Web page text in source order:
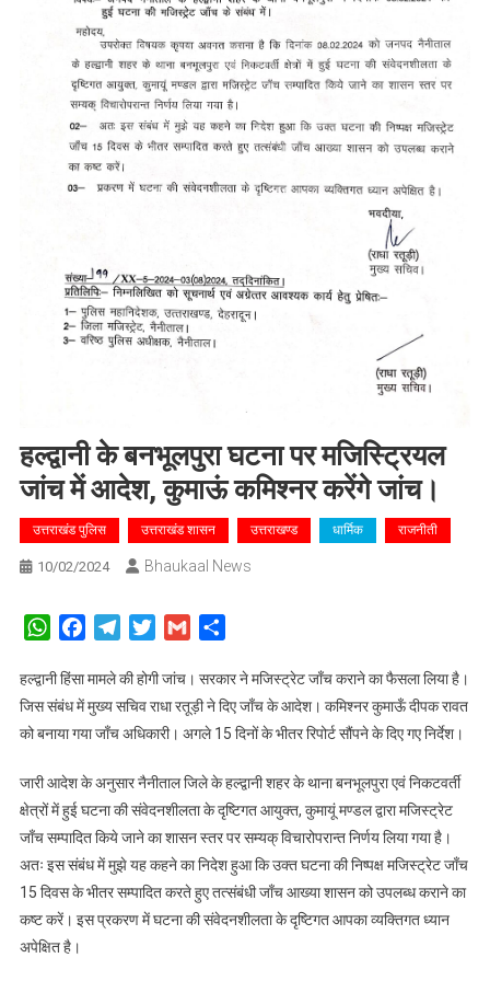
हल्द्वानी के बनभूलपुरा घटना पर मजिस्ट्रियल
जांच में आदेश, कुमाऊं कमिश्नर करेंगे जांच।
उत्तराखंड पुलिस उत्तराखंड शासन उत्तराखण्ड धार्मिक राजनीती
10/02/2024 Bhaukaal News
WhatsAppFacebookTelegramTwitterGmail
हल्द्वानी हिंसा मामले की होगी जांच। सरकार ने मजिस्ट्रेट जाँच कराने का फैसला लिया है।
जिस संबंध में मुख्य सचिव राधा रतूड़ी ने दिए जाँच के आदेश। कमिश्नर कुमाऊँ दीपक रावत
को बनाया गया जाँच अधिकारी। अगले 15 दिनों के भीतर रिपोर्ट सौंपने के दिए गए निर्देश।
जारी आदेश के अनुसार नैनीताल जिले के हल्द्वानी शहर के थाना बनभूलपुरा एवं निकटवर्ती
क्षेत्रों में हुई घटना की संवेदनशीलता के दृष्टिगत आयुक्त, कुमायूं मण्डल द्वारा मजिस्ट्रेट
जाँच सम्पादित किये जाने का शासन स्तर पर सम्यक् विचारोपरान्त निर्णय लिया गया है।
अतः इस संबंध में मुझे यह कहने का निदेश हुआ कि उक्त घटना की निष्पक्ष मजिस्ट्रेट जाँच
15 दिवस के भीतर सम्पादित करते हुए तत्संबंधी जाँच आख्या शासन को उपलब्ध कराने का
कष्ट करें। इस प्रकरण में घटना की संवेदनशीलता के दृष्टिगत आपका व्यक्तिगत ध्यान
अपेक्षित है।